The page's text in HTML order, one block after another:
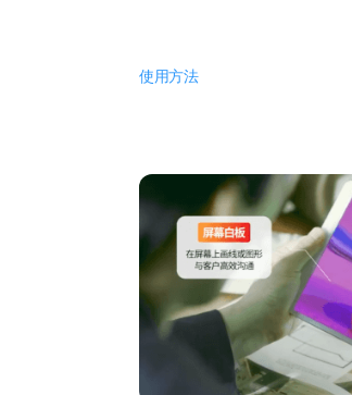
使用方法